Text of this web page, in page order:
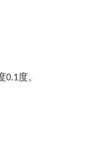
0.1度。